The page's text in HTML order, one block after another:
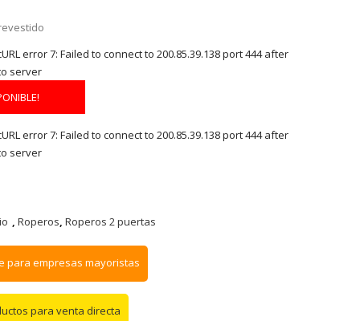
error 7: Failed to connect to 200.85.39.138 port 444 after
server
error 7: Failed to connect to 200.85.39.138 port 444 after
server
, Roperos, Roperos 2 puertas
para empresas mayoristas
para venta directa